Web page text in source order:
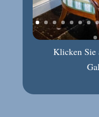
Klicken Sie